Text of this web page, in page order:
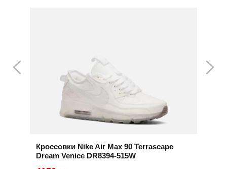
Кроссовки Nike Air Max 90 Terrascape
Dream Venice DR8394-515W